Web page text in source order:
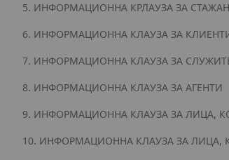
5. ИНФОРМАЦИОННА КРЛАУЗА ЗА
6. ИНФОРМАЦИОННА КЛАУЗА ЗА
7. ИНФОРМАЦИОННА КЛАУЗА ЗА
8. ИНФОРМАЦИОННА КЛАУЗА ЗА АГЕНТИ
9. ИНФОРМАЦИОННА КЛАУЗА ЗА ЛИЦА,
10. ИНФОРМАЦИОННА КЛАУЗА ЗА ЛИЦА,